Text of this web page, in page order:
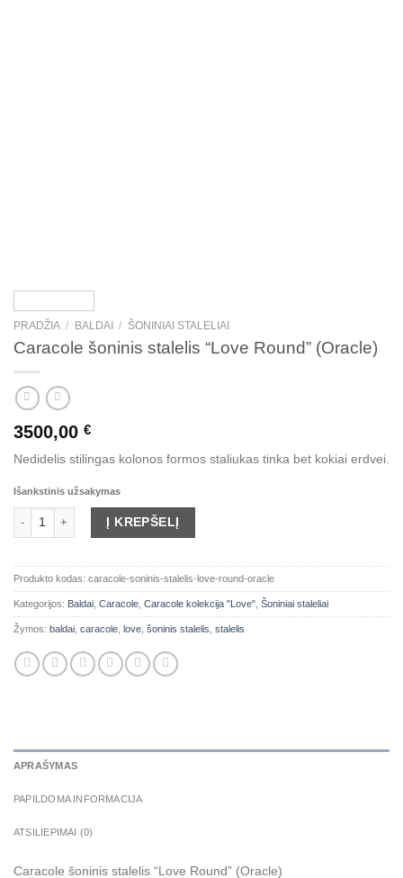
PRADŽIA / BALDAI / ŠONINIAI STALELIAI
Caracole šoninis stalelis “Love Round” (Oracle)
3500,00 €
Nedidelis stilingas kolonos formos staliukas tinka bet kokiai erdvei.
Išankstinis užsakymas
produkto kiekis: Caracole šoninis stalelis "Love Round" (Oracle)
Į KREPŠELĮ
Produkto kodas: caracole-soninis-stalelis-love-round-oracle
Kategorijos: Baldai Caracole Caracole kolekcija "Love" Šoniniai staleliai
Žymos: baldai caracole love šoninis stalelis stalelis
APRAŠYMAS
PAPILDOMA INFORMACIJA
ATSILIEPIMAI (0)
Caracole šoninis stalelis “Love Round” (Oracle)